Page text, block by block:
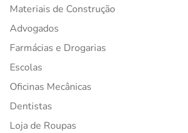
Materiais de Construção
Advogados
Farmácias e Drogarias
Escolas
Oficinas Mecânicas
Dentistas
Loja de Roupas